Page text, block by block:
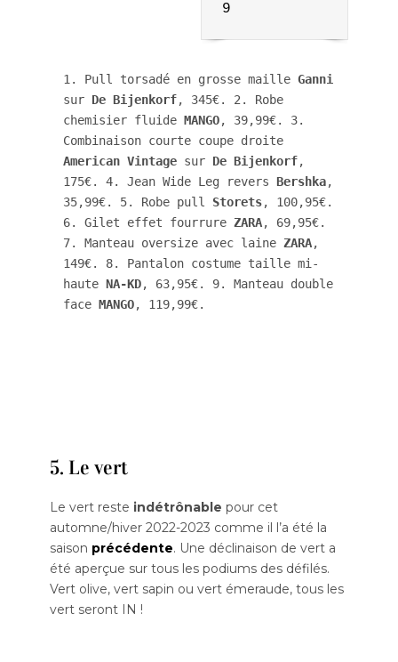
9
1. Pull torsadé en grosse maille Ganni
sur De Bijenkorf, 345€. 2. Robe
chemisier fluide MANGO, 39,99€. 3.
Combinaison courte coupe droite
American Vintage sur De Bijenkorf,
175€. 4. Jean Wide Leg revers Bershka,
35,99€. 5. Robe pull Storets, 100,95€.
6. Gilet effet fourrure ZARA, 69,95€.
7. Manteau oversize avec laine ZARA,
149€. 8. Pantalon costume taille mi-
haute NA-KD, 63,95€. 9. Manteau double
face MANGO, 119,99€.
5. Le vert
Le vert reste indétrônable pour cet
automne/hiver 2022-2023 comme il l’a été la
saison précédente. Une déclinaison de vert a
été aperçue sur tous les podiums des défilés.
Vert olive, vert sapin ou vert émeraude, tous les
vert seront IN !